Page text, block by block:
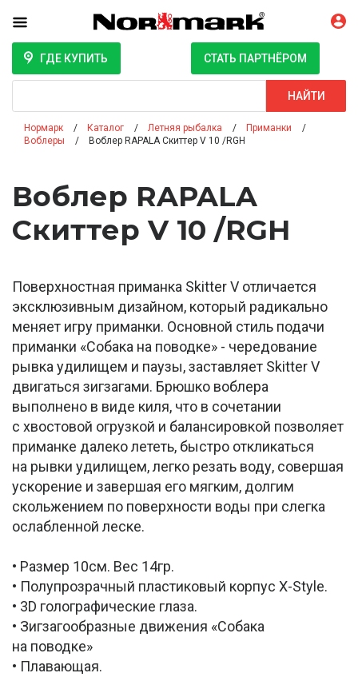
ГДЕ КУПИТЬ СТАТЬ ПАРТНЁРОМ
НАЙТИ
Нормарк Каталог Летняя рыбалка
Приманки
Воблеры
Воблер RAPALA Скиттер V 10 /RGH
Воблер RAPALA
Скиттер V 10 /RGH
Поверхностная приманка Skitter V отличается
эксклюзивным дизайном, который радикально
меняет игру приманки. Основной стиль подачи
приманки «Собака на поводке» - чередование
рывка удилищем и паузы, заставляет Skitter V
двигаться зигзагами. Брюшко воблера
выполнено в виде киля, что в сочетании
с хвостовой огрузкой и балансировкой позволяет
приманке далеко лететь, быстро откликаться
на рывки удилищем, легко резать воду, совершая
ускорение и завершая его мягким, долгим
скольжением по поверхности воды при слегка
ослабленной леске.
• Размер 10см. Вес 14гр.
• Полупрозрачный пластиковый корпус X-Style.
• 3D голографические глаза.
• Зигзагообразные движения «Собака
на поводке»
• Плавающая.